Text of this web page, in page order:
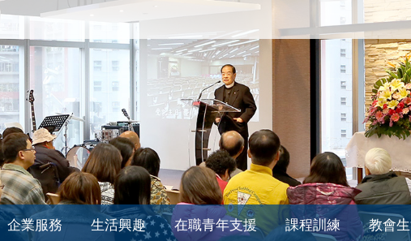
企業服務 生活興趣 在職青年支援 課程訓練 教會